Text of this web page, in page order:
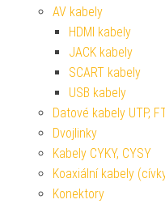
AV kabely
HDMI kabely
JACK kabely
SCART kabely
USB kabely
Datové kabely UTP,
Dvojlinky
Kabely CYKY, CYSY
Koaxiální kabely
Konektory